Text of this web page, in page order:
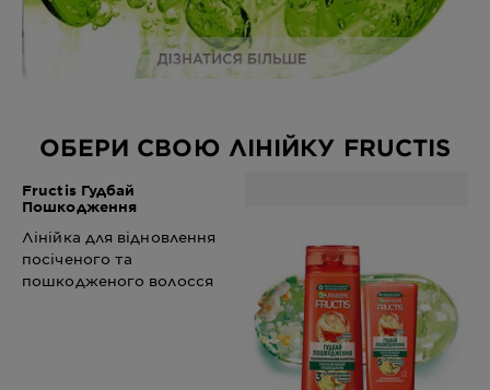
ОБЕРИ СВОЮ ЛІНІЙКУ FRUCTIS
Fructis Гудбай
Пошкодження
Лінійка для відновлення
посіченого та
пошкодженого волосся